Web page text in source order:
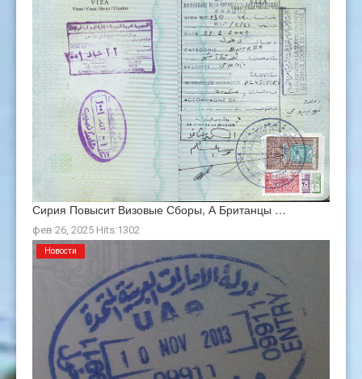
Сирия Повысит Визовые Сборы, А Британцы …
фев 26, 2025 Hits:1302
Новости